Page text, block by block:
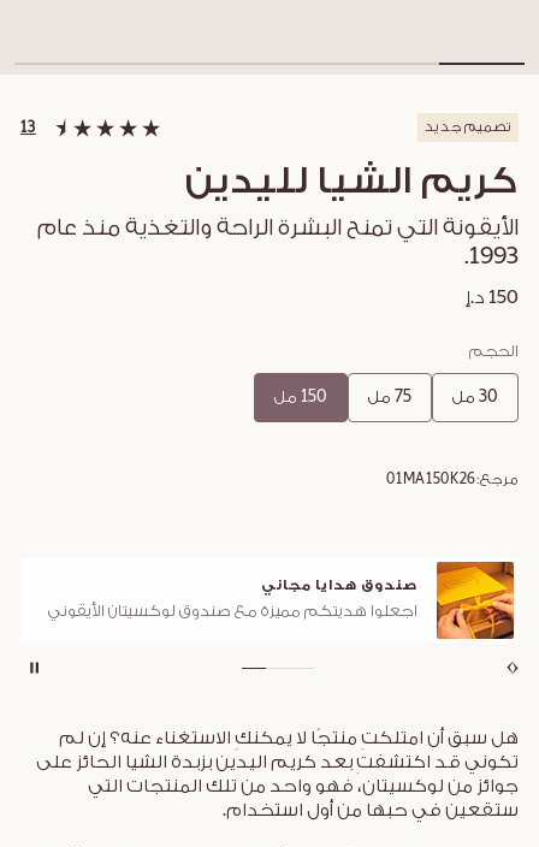
تصميم جديد 13
كريم الشيا لليدين
الأيقونة التي تمنح البشرة الراحة والتغذية منذ عام
1993.
150 د.إ
الحجم
30 مل 75 مل 150 مل
مرجع:01MA150K26
صندوق هدايا مجاني
اجعلوا هديتكم مميزة مع صندوق لوكسيتان الأيقوني
هل سبق أن امتلكتِ منتجًا لا يمكنكِ الاستغناء عنه؟ إن لم
تكوني قد اكتشفتِ بعد كريم اليدين بزبدة الشيا الحائز على
جوائز من لوكسيتان، فهو واحد من تلك المنتجات التي
ستقعين في حبها من أول استخدام.